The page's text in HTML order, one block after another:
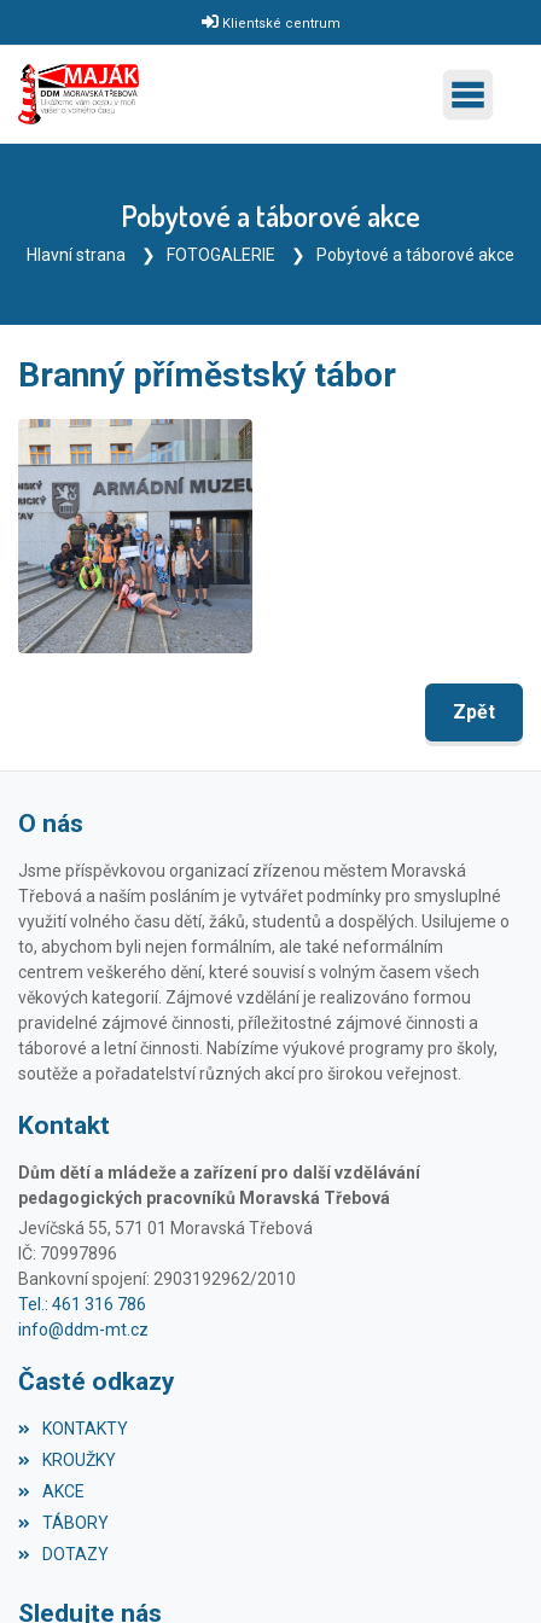
Klientské centrum
Pobytové a táborové akce
Hlavní strana FOTOGALERIE Pobytové a táborové akce
Branný příměstský tábor
Zpět
O nás
Jsme příspěvkovou organizací zřízenou městem Moravská
Třebová a naším posláním je vytvářet podmínky pro smysluplné
využití volného času dětí, žáků, studentů a dospělých. Usilujeme o
to, abychom byli nejen formálním, ale také neformálním
centrem veškerého dění, které souvisí s volným časem všech
věkových kategorií. Zájmové vzdělání je realizováno formou
pravidelné zájmové činnosti, příležitostné zájmové činnosti a
táborové a letní činnosti. Nabízíme výukové programy pro školy,
soutěže a pořadatelství různých akcí pro širokou veřejnost.
Kontakt
Dům dětí a mládeže a zařízení pro další vzdělávání
pedagogických pracovníků Moravská Třebová
Jevíčská 55, 571 01 Moravská Třebová
IČ: 70997896
Bankovní spojení: 2903192962/2010
Tel.: 461 316 786
info@ddm-mt.cz
Časté odkazy
KONTAKTY
KROUŽKY
AKCE
TÁBORY
DOTAZY
Sledujte nás